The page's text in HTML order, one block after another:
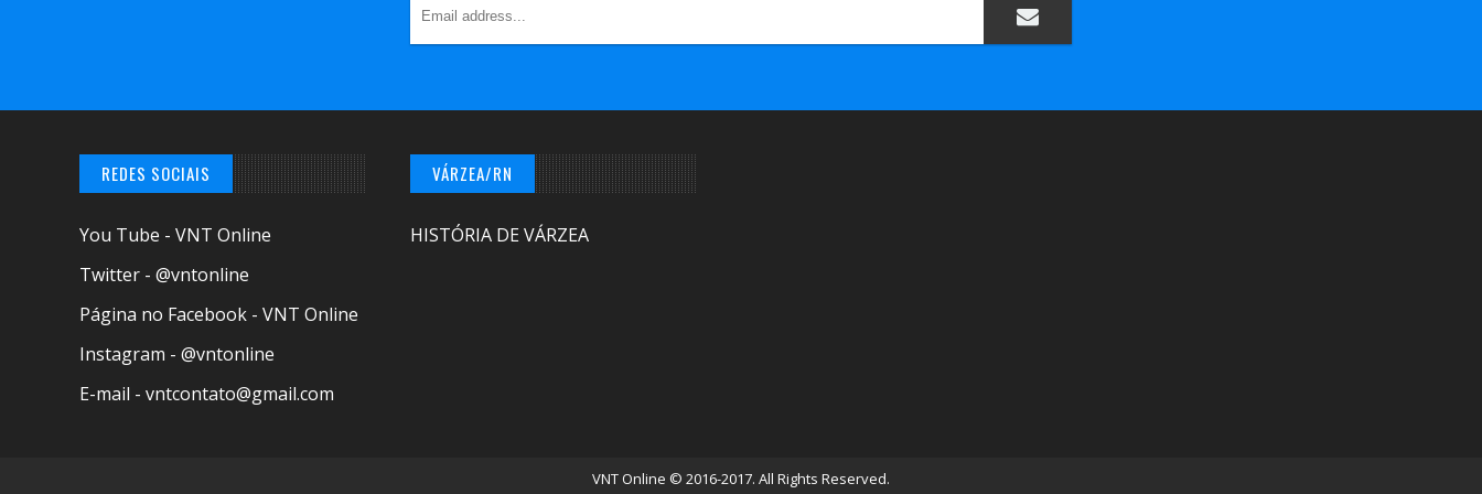
REDES SOCIAIS
You Tube - VNT Online
Twitter - @vntonline
Página no Facebook - VNT Online
Instagram - @vntonline
E-mail - vntcontato@gmail.com
VÁRZEA/RN
HISTÓRIA DE VÁRZEA
VNT Online © 2016-2017. All Rights Reserved.